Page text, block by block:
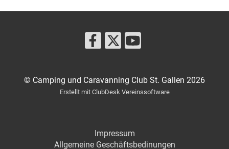
© Camping und Caravanning Club St. Gallen 2026
Erstellt mit ClubDesk Vereinssoftware
Impressum
Allgemeine Geschäftsbedinungen